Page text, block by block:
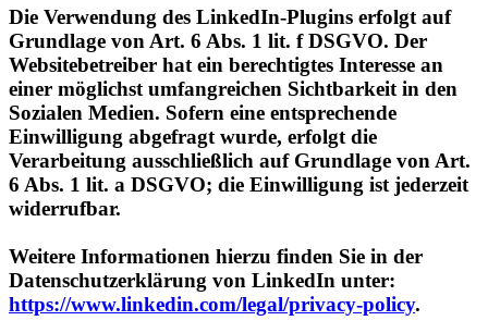
Websitebetreiber hat ein berechtigtes Interesse an
einer möglichst umfangreichen Sichtbarkeit in den
Sozialen Medien. Sofern eine entsprechende
Einwilligung abgefragt wurde, erfolgt die
Verarbeitung ausschließlich auf Grundlage von Art.
6 Abs. 1 lit. a DSGVO; die Einwilligung ist jederzeit
widerrufbar.
Weitere Informationen hierzu finden Sie in der
https://www.linkedin.com/legal/privacy-policy.
XING Plugin